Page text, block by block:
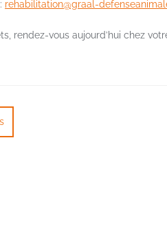
rehabilitation@graal-
rendez-vous aujourd’hui chez